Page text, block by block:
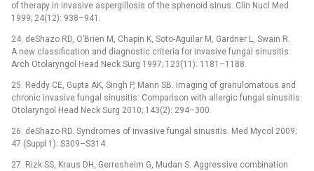
of therapy in invasive aspergillosis of the sphenoid sinus. Clin Nucl Med
1999; 24(12): 938–941.
24. deShazo RD, O’Brien M, Chapin K, Soto-Aguilar M, Gardner L, Swain R.
A new classification and diagnostic criteria for invasive fungal sinusitis.
Arch Otolaryngol Head Neck Surg 1997; 123(11): 1181–1188.
25. Reddy CE, Gupta AK, Singh P, Mann SB. Imaging of granulomatous and
chronic invasive fungal sinusitis: Comparison with allergic fungal sinusitis.
Otolaryngol Head Neck Surg 2010; 143(2): 294–300.
26. deShazo RD. Syndromes of invasive fungal sinusitis. Med Mycol 2009;
47 (Suppl 1): S309–S314.
27. Rizk SS, Kraus DH, Gerresheim G, Mudan S. Aggressive combination